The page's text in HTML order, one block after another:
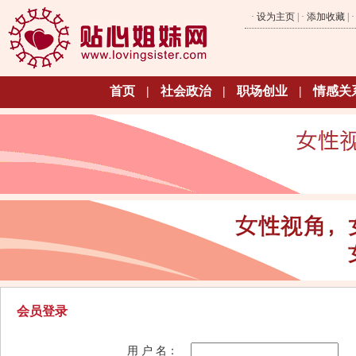
· 设为主页 | · 添加收藏 | ·
首页 | 社会政治 | 职场创业 | 情感关
会员登录
用 户 名：